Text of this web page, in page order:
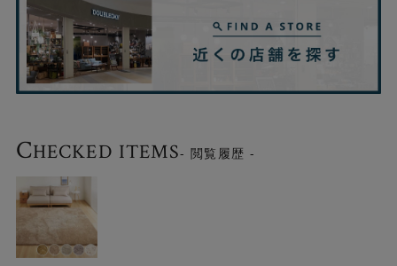
家族が使いやすい機能性
ご家庭で手洗いできるのでちょっとした汚れも安心です。
裏面には滑りにくいTPR素材(※)を採用しています。 小さ
なお子さまやペットのいるご家庭にもおすすめです。
く使われています。
い。
CHECKED ITEMS- 閲覧履歴 -